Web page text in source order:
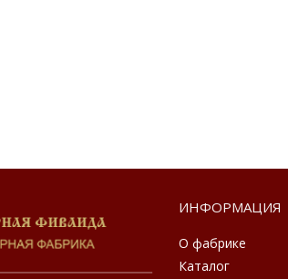
ИНФОРМАЦИЯ
О фабрике
Каталог